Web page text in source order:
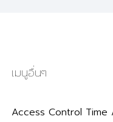
เมนูอื่นๆ
Access Control Time